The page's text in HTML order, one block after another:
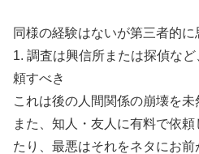
同様の経験はないが第三者的に
1. 調査は興信所または探偵な
頼すべき
これは後の人間関係の崩壊を未
また、知人・友人に有料で依
たり、最悪はそれをネタにお